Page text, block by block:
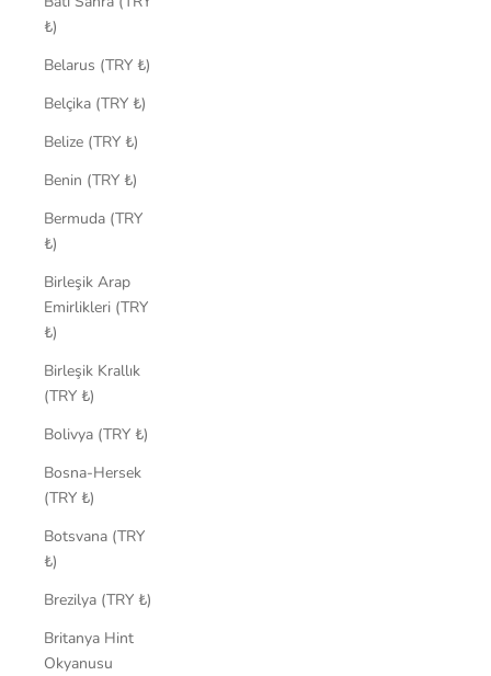
₺)
Belarus (TRY ₺)
Belçika (TRY ₺)
Belize (TRY ₺)
Benin (TRY ₺)
Bermuda (TRY
₺)
Birleşik Arap
Emirlikleri (TRY
₺)
Birleşik Krallık
(TRY ₺)
Bolivya (TRY ₺)
Bosna-Hersek
(TRY ₺)
Botsvana (TRY
₺)
Brezilya (TRY ₺)
Britanya Hint
Okyanusu